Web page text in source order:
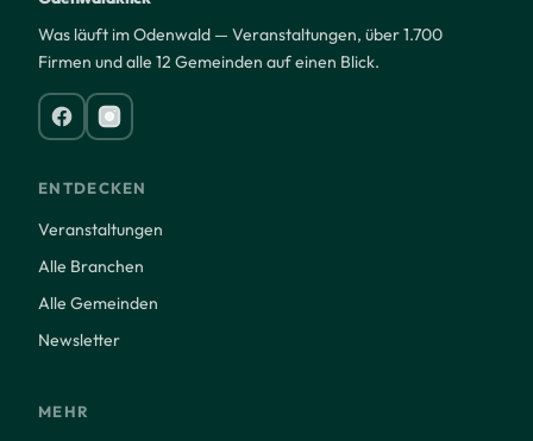
Was läuft im Odenwald — Veranstaltungen, über 1.700
Firmen und alle 12 Gemeinden auf einen Blick.
ENTDECKEN
Veranstaltungen
Alle Branchen
Alle Gemeinden
Newsletter
MEHR